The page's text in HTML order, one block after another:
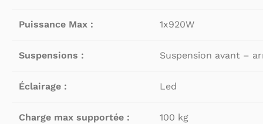
Puissance Max : 1x920W
Suspensions : Suspension avant –
Éclairage : Led
Charge max supportée : 100 kg